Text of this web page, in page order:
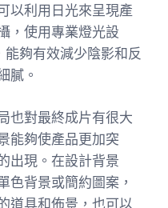
以利用日光來呈現產
，使用專業燈光設
能夠有效減少陰影和反
膩。
也對最終成片有很大
能夠使產品更加突
出現。在設計背景
色背景或簡約圖案，
道具和佈景，也可以